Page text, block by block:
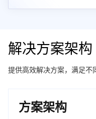
解决方案架构
提供高效解决方案，满足不
方案架构